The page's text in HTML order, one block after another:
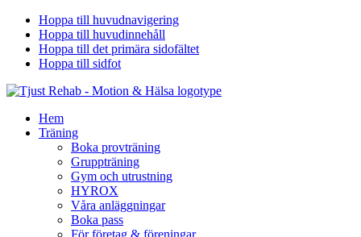
Hoppa till huvudnavigering
Hoppa till huvudinnehåll
Hoppa till det primära sidofältet
Hoppa till sidfot
Hem
Träning
Boka provträning
Gruppträning
Gym och utrustning
HYROX
Våra anläggningar
Boka pass
För företag & föreningar